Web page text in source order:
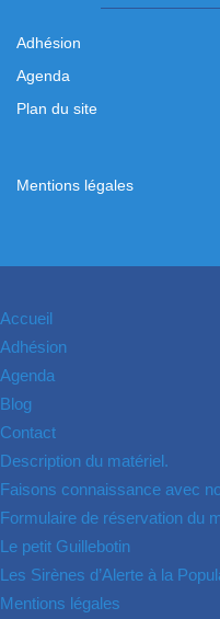
Adhésion
Agenda
Plan du site
Mentions légales
Accueil
Adhésion
Agenda
Blog
Contact
Description du matériel.
Faisons connaissance avec
Formulaire de réservation du
Le petit Guillebotin
Les Sirènes d’Alerte à la
Mentions légales